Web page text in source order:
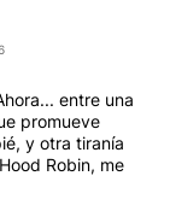
contra
tanto la IA
kukas, y
lo volvió a
entre una
promueve
y otra tiranía
Robin, me